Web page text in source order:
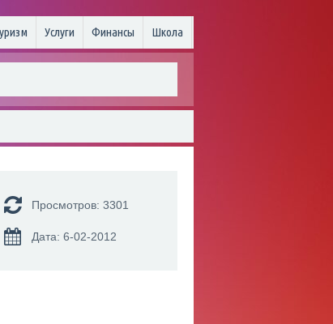
Услуги Финансы Школа
Просмотров: 3301
Дата: 6-02-2012